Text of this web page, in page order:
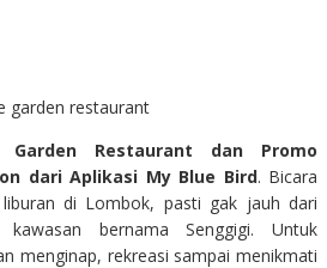
Garden Restaurant dan Promo
dari Aplikasi My Blue Bird. Bicara
di Lombok, pasti gak jauh dari
kawasan bernama Senggigi. Untuk
menginap, rekreasi sampai menikmati